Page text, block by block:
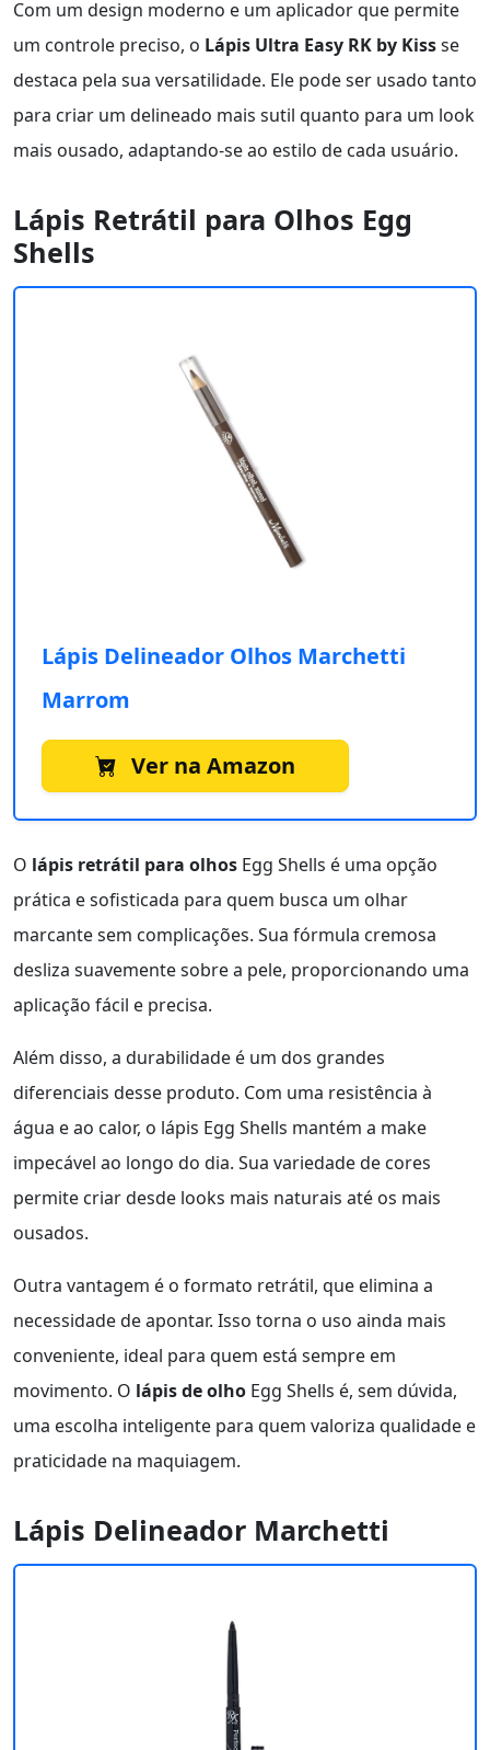
Com um design moderno e um aplicador que permite
um controle preciso, o Lápis Ultra Easy RK by Kissse
destaca pela sua versatilidade. Ele pode ser usado tanto
para criar um delineado mais sutil quanto para um look
mais ousado, adaptando-se ao estilo de cada usuário.
Lápis Retrátil para Olhos Egg
Shells
Lápis Delineador Olhos Marchetti
Marrom
Ver na Amazon
O lápis retrátil para olhos Egg Shells é uma opção
prática e sofisticada para quem busca um olhar
marcante sem complicações. Sua fórmula cremosa
desliza suavemente sobre a pele, proporcionando uma
aplicação fácil e precisa.
Além disso, a durabilidade é um dos grandes
diferenciais desse produto. Com uma resistência à
água e ao calor, o lápis Egg Shells mantém a make
impecável ao longo do dia. Sua variedade de cores
permite criar desde looks mais naturais até os mais
ousados.
Outra vantagem é o formato retrátil, que elimina a
necessidade de apontar. Isso torna o uso ainda mais
conveniente, ideal para quem está sempre em
movimento. O lápis de olho Egg Shells é, sem dúvida,
uma escolha inteligente para quem valoriza qualidade e
praticidade na maquiagem.
Lápis Delineador Marchetti